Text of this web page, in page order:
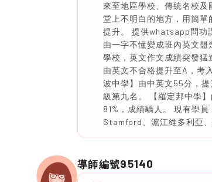
來至地區學校、傳統名校
堂上不明白的地方，用簡
提升。 提供whatsapp問功
由一字不懂變成班內英文
學校，英文作文成績突發
由英文不合格提升至A，考
波中學】由中英文55分，
級第九名。 【羅定邦中學
81%，成績驕人。 現有學
Stamford、滬江維多利亞
導師編號95140